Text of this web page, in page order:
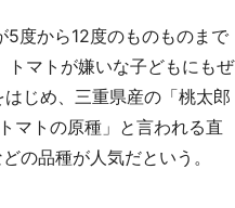
度から12度のものものまで
マトが嫌いな子どもにもぜ
じめ、三重県産の「桃太郎
マトの原種」と言われる直
の品種が人気だという。